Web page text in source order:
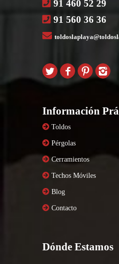
91 460 52 29
91 560 36 36
Información
Toldos
Pérgolas
Cerramientos
Techos Móviles
Blog
Contacto
Dónde Estamos